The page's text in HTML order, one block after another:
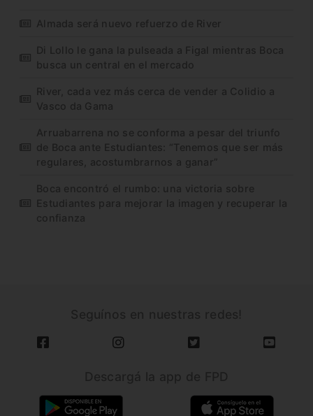
Almada será nuevo refuerzo de River
Di Lollo le gana la pulseada a Figal mientras Boca
busca un central en el mercado
River, cada vez más cerca de vender a Colidio a
Vasco da Gama
Arruabarrena no se conforma a pesar del triunfo
de Boca ante Estudiantes: “Tenemos que ser más
regulares, acostumbrarnos a ganar”
Boca encontró el rumbo: una victoria sobre
Estudiantes para mejorar la imagen y recuperar la
confianza